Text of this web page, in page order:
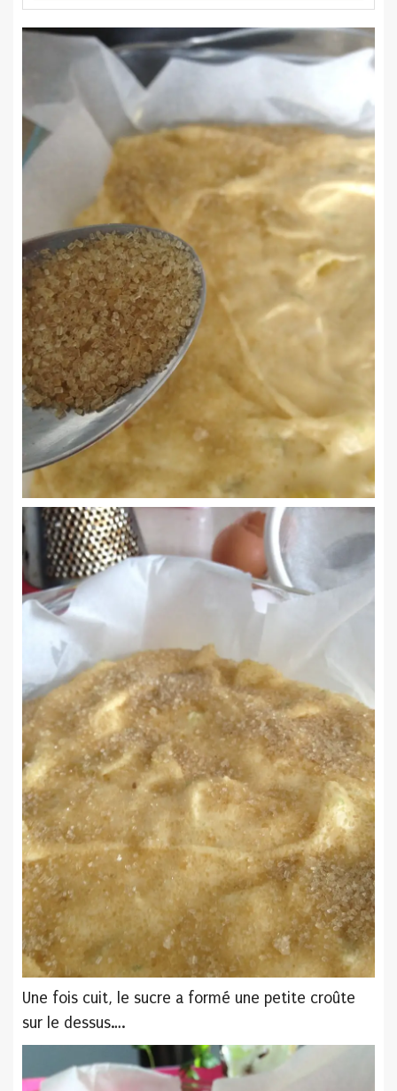
Une fois cuit, le sucre a formé une petite croûte
sur le dessus….